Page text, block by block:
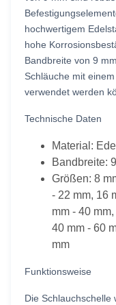
hochwertigem
hohe
Bandbreite von 9
Schläuche mit
verwendet werden
Technische Daten
Material:
Bandbreite:
Größen: 8
- 22 mm, 16
mm - 40
40 mm - 60
mm
Funktionsweise
Die